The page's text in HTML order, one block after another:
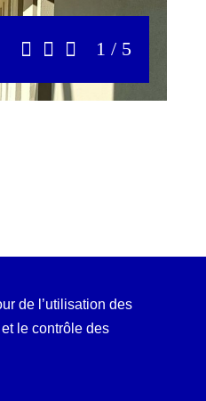
Précédent
StopSuivant
1 / 5
de l’utilisation des
le contrôle des